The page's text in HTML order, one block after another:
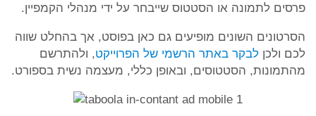
פרסים לתמונה או הסטטוס שייבחר על ידי מנהלי הקמפיין.
הסרטונים השונים מופיעים גם כאן בפוסט, אך בהחלט שווה
לכם ולכן לבקר באתר הרשמי של הפרוייקט, ולהתרשם
מהתמונות, הסטטוסים, ובאופן כללי, מעצמה נשית בספורט.